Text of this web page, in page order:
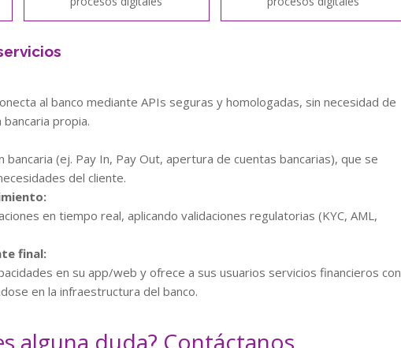
al banco mediante APIs seguras y homologadas, sin necesidad de
propia.
bancaria (ej. Pay In, Pay Out, apertura de cuentas bancarias), que se
del cliente.
en tiempo real, aplicando validaciones regulatorias (KYC, AML,
final:
en su app/web y ofrece a sus usuarios servicios financieros con
en la infraestructura del banco.
alguna duda? Contáctanos